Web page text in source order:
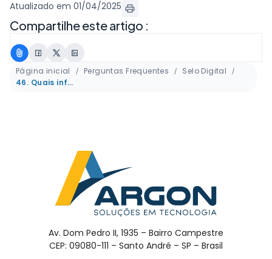
Atualizado em 01/04/2025
Compartilhe este artigo :
Página inicial Perguntas Frequentes
Selo Digital
46. Quais informações posso usar na pesquisa de um selo digital no GESEDISP utilizando o filtro do ato?
Av. Dom Pedro II, 1935 – Bairro Campestre
CEP: 09080-111 – Santo André – SP – Brasil